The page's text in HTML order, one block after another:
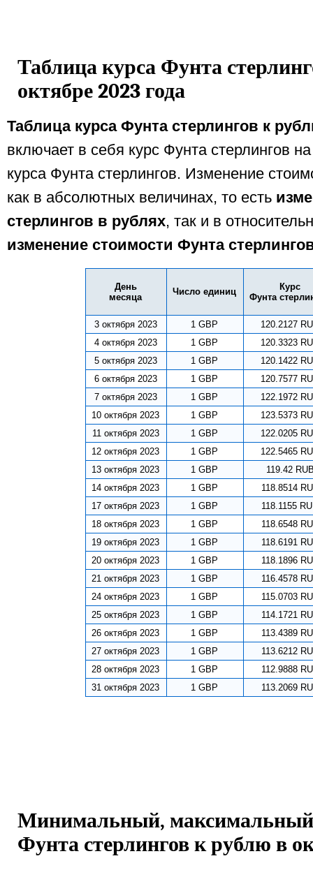
Таблица курса Фунта
октябре 2023 года
Таблица курса Фунта стерлингов к
включает в себя курс Фунта стерлингов
курса Фунта стерлингов. Изменение
как в абсолютных величинах, то есть
стерлингов в рублях, так и в
изменение стоимости Фунта
День
месяца
Число единиц
Курс
Фунта
3 октября 2023 1 GBP
120.2127
4 октября 2023
1 GBP
120.3323
5 октября 2023
1 GBP
120.1422
6 октября 2023
1 GBP
120.7577
7 октября 2023
1 GBP
122.1972
10 октября 2023
1 GBP
123.5373
11 октября 2023
1 GBP
122.0205
12 октября 2023
1 GBP
122.5465
13 октября 2023
1 GBP
119.42
14 октября 2023
1 GBP
118.8514
17 октября 2023
1 GBP
118.1155
18 октября 2023
1 GBP
118.6548
19 октября 2023
1 GBP
118.6191
20 октября 2023
1 GBP
118.1896
21 октября 2023
1 GBP
116.4578
24 октября 2023
1 GBP
115.0703
25 октября 2023
1 GBP
114.1721
26 октября 2023
1 GBP
113.4389
27 октября 2023
1 GBP
113.6212
28 октября 2023
1 GBP
112.9888
31 октября 2023
1 GBP 113.2069
Минимальный, максимальный
Фунта стерлингов к рублю в